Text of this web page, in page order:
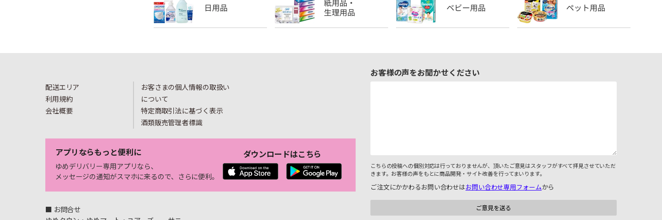
配送エリア
利用規約
会社概要
お客さまの個人情報の取扱い
について
特定商取引法に基づく表示
酒類販売管理者標識
アプリならもっと便利に
ゆめデリバリー専用アプリなら、
メッセージの通知がスマホに来るので、さらに便利。
ダウンロードはこちら
■ お問合せ
お客様の声をお聞かせください
こちらの投稿への個別対応は行っておりませんが、頂いたご意見はスタッフがすべて拝見させていただ
きます。お客様の声をもとに商品開発・サイト改善を行ってまいります。
ご注文にかかわるお問い合わせはお問い合わせ専用フォームから